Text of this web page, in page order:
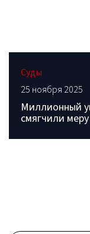
Суды
25 ноября 2025
Миллионный
смягчили